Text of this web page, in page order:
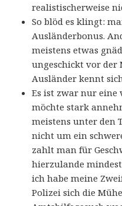
realistischerweise
So blöd es klingt:
Ausländerbonus.
meistens etwas
ungeschickt vor der
Ausländer kennt
Es ist zwar nur eine
möchte stark
meistens unter den
nicht um ein
zahlt man für
hierzulande
ich habe meine
Polizei sich die